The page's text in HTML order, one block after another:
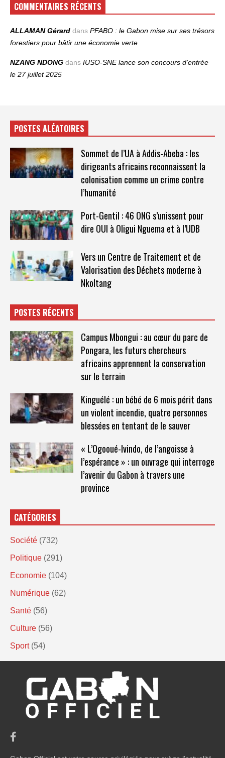
COMMENTAIRES RÉCENTS
ALLAMAN Gérard dans PFABO : le Gabon mise sur ses trésors
forestiers pour bâtir une économie verte
NZANG NDONG dans IUSO‑SNE lance son concours d’entrée
le 27 juillet 2025
POSTES ALÉATOIRES
Sommet de l’UA à Addis-Abeba : les
dirigeants africains reconnaissent la
colonisation comme un crime contre
l’humanité
Port-Gentil : 46 ONG s’unissent pour
dire OUI à Oligui Nguema et à l’UDB
Vers un Centre de Traitement et de
Valorisation des Déchets moderne à
Nkoltang
POSTES RÉCENTS
Campus Mbongui : au cœur du parc de
Pongara, les futurs chercheurs
africains apprennent la conservation
sur le terrain
Kinguélé : un bébé de 6 mois périt dans
un violent incendie, quatre personnes
blessées en tentant de le sauver
« L’Ogooué-Ivindo, de l’angoisse à
l’espérance » : un ouvrage qui interroge
l’avenir du Gabon à travers une
province
CATÉGORIES
Société (732)
Politique (291)
Economie (104)
Numérique (62)
Santé (56)
Culture (56)
Sport (54)